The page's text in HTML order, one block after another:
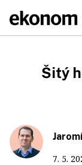
Šitý
7. 5.